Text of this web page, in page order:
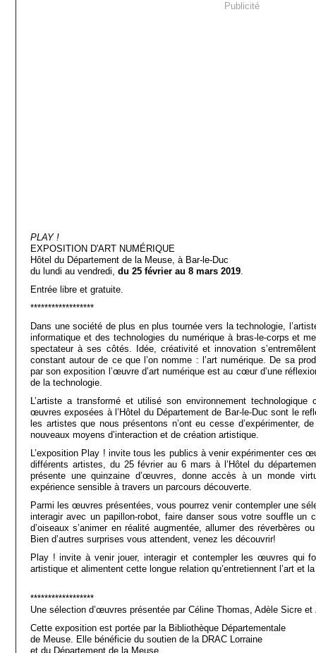
Publicité
PLAY !
EXPOSITION D'ART NUMÉRIQUE
Hôtel du Département de la Meuse, à Bar-le-Duc
du lundi au vendredi, du 25 février au 8 mars 2019.
Entrée libre et gratuite.
******************
Dans une société de plus en plus tournée vers la technologie,
informatique et des technologies du numérique à bras-le-corps et
spectateur à ses côtés. Idée, créativité et innovation
constant autour de ce que l’on nomme : l’art numérique. De sa
par son exposition l’œuvre d’art numérique est au cœur d’une
de la technologie.
L’artiste a transformé et utilisé son environnement
œuvres exposées à l’Hôtel du Département de Bar-le-Duc sont le
les artistes que nous présentons n’ont eu cesse d’expérimenter,
nouveaux moyens d’interaction et de création artistique.
L’exposition Play ! invite tous les publics à venir expérimenter ces
différents artistes, du 25 février au 6 mars à l’Hôtel du
présente une quinzaine d’œuvres, donne accès à un monde
expérience sensible à travers un parcours découverte.
Parmi les œuvres présentées, vous pourrez venir contempler une
interagir avec un papillon-robot, faire danser sous votre souffle un
d’oiseaux s’animer en réalité augmentée, allumer des réverbères
Bien d’autres surprises vous attendent, venez les découvrir!
Play ! invite à venir jouer, interagir et contempler les œuvres qui
artistique et alimentent cette longue relation qu’entretiennent l’art et
******************
Une sélection d’œuvres présentée par Céline Thomas, Adèle Sicre
Cette exposition est portée par la Bibliothèque Départementale
de Meuse. Elle bénéficie du soutien de la DRAC Lorraine
et du Département de la Meuse.